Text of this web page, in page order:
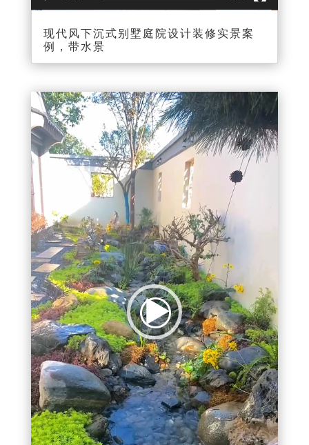
现代风下沉式别墅庭院设计装修实景案
例，带水景
视
频
播
放
器